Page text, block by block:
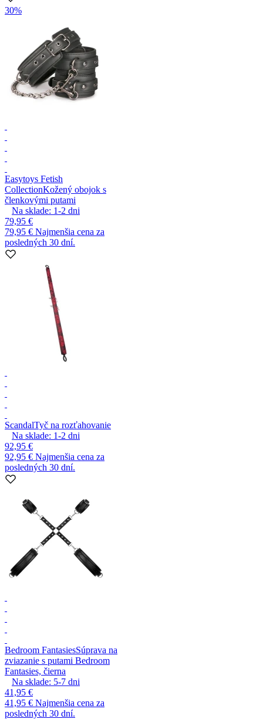
30%
Easytoys Fetish
CollectionKožený obojok s
členkovými putami
Na sklade: 1-2 dni
79,95 €
79,95 € Najmenšia cena za
posledných 30 dní.
ScandalTyč na rozťahovanie
Na sklade: 1-2 dni
92,95 €
92,95 € Najmenšia cena za
posledných 30 dní.
Bedroom FantasiesSúprava na
zviazanie s putami Bedroom
Fantasies, čierna
Na sklade: 5-7 dni
41,95 €
41,95 € Najmenšia cena za
posledných 30 dní.